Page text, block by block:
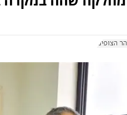
הצופים